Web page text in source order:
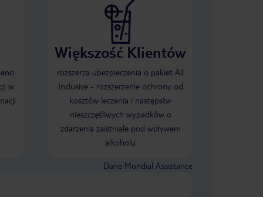
klimat,
i ważnie.
w
Większość Klientów
rozszerza ubezpieczenia o pakiet All
Inclusive - rozszerzenie ochrony od
kosztów leczenia i następstw
nieszczęśliwych wypadków o
zdarzenia zaistniałe pod wpływem
alkoholu
Dane Mondial Assistance